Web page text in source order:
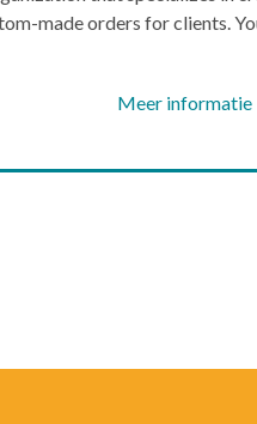
made orders for clients.
Meer informatie